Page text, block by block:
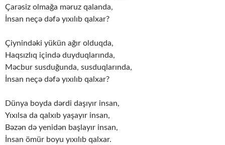
Çarəsiz olmağa məruz qalanda,
İnsan neçə dəfə yıxılıb qalxar?
Çiynindəki yükün ağır olduqda,
Haqsızlıq içində duyduqlarında,
Məcbur susduğunda, susduqlarında,
İnsan neçə dəfə yıxılıb qalxar?
Dünya boyda dərdi daşıyır insan,
Yıxılsa da qalxıb yaşayır insan,
Bəzən də yenidən başlayır insan,
İnsan ömür boyu yıxılıb qalxar.